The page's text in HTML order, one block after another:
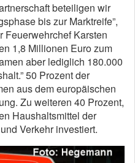
beteiligen wir
bis zur Marktreife”,
Feuerwehrchef Karsten
1,8 Millionen Euro zum
aber lediglich 180.000
50 Prozent der
aus dem europäischen
Zu weiteren 40 Prozent,
Haushaltsmittel der
Verkehr investiert.